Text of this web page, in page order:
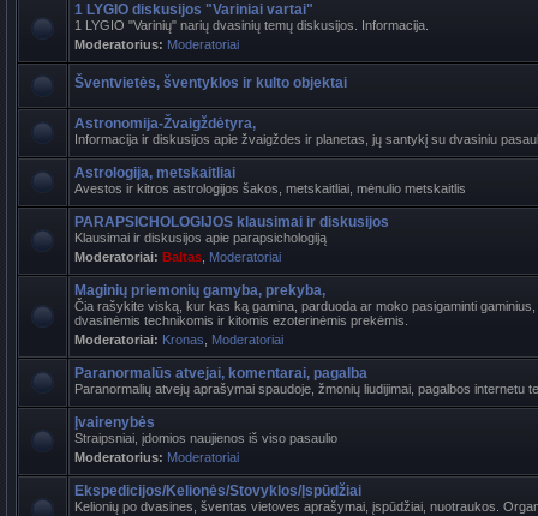
1 LYGIO diskusijos "Variniai vartai"
1 LYGIO "Varinių" narių dvasinių temų diskusijos. Informacija.
Moderatorius: Moderatoriai
Šventvietės, šventyklos ir kulto objektai
Astronomija-Žvaigždėtyra,
Informacija ir diskusijos apie žvaigždes ir planetas, jų santykį su dvasiniu
Astrologija, metskaitliai
Avestos ir kitros astrologijos šakos, metskaitliai, mėnulio metskaitlis
PARAPSICHOLOGIJOS klausimai ir diskusijos
Klausimai ir diskusijos apie parapsichologiją
Moderatoriai: Baltas Moderatoriai
Maginių priemonių gamyba, prekyba,
Čia rašykite viską, kur kas ką gamina, parduoda ar moko pasigaminti
dvasinėmis technikomis ir kitomis ezoterinėmis prekėmis.
Moderatoriai: Kronas Moderatoriai
Paranormalūs atvejai, komentarai, pagalba
Paranormalių atvejų aprašymai spaudoje, žmonių liudijimai, pagalbos internetu
Įvairenybės
Straipsniai, įdomios naujienos iš viso pasaulio
Moderatorius: Moderatoriai
Ekspedicijos/Kelionės/Stovyklos/Įspūdžiai
Kelionių po dvasines, šventas vietoves aprašymai, įspūdžiai, nuotraukos.